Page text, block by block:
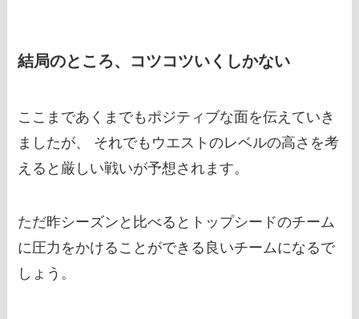
結局のところ、コツコツいくしかない
ここまであくまでもポジティブな面を伝えていき
ましたが、 それでもウエストのレベルの高さを考
えると厳しい戦いが予想されます。
ただ昨シーズンと比べるとトップシードのチーム
に圧力をかけることができる良いチームになるで
しょう。